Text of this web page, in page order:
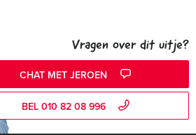
Vragen over dit uitje?
CHAT MET JEROEN
BEL 010 82 08 996